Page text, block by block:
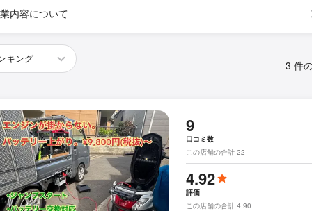
内容について
3 件
9
口コミ数
この店舗の合計 22
4.92
評価
この店舗の合計 4.90